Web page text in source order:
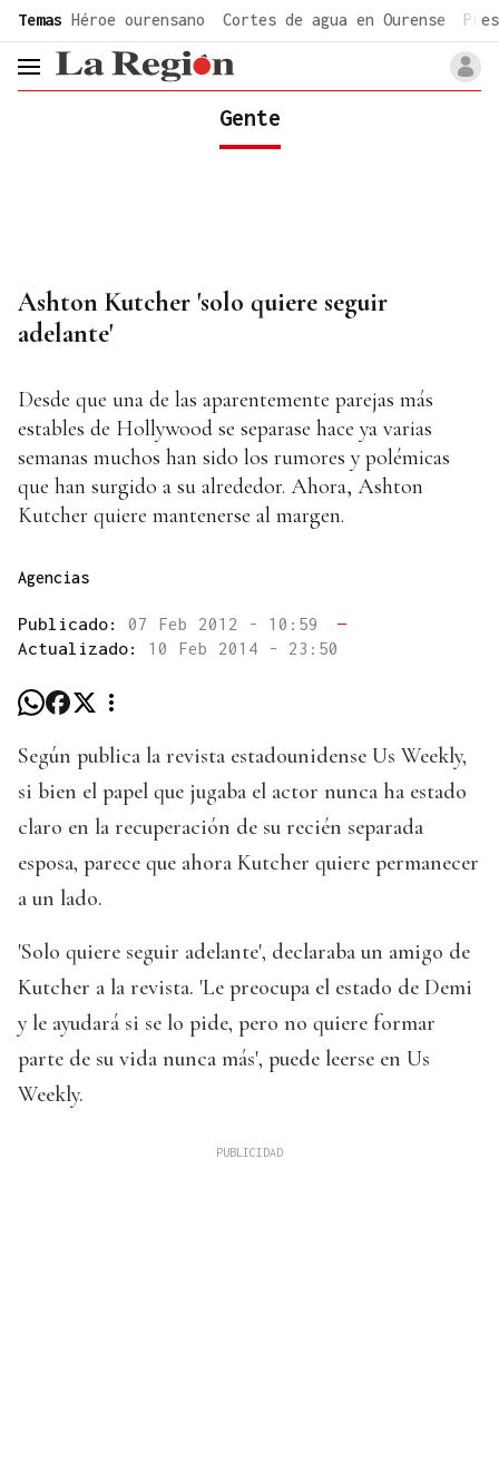
common.go-to-content
Temas Héroe ourensano Cortes de agua en Ourense
header.menu.open
Gente
Ashton Kutcher 'solo quiere seguir
adelante'
Desde que una de las aparentemente parejas más
estables de Hollywood se separase hace ya varias
semanas muchos han sido los rumores y polémicas
que han surgido a su alrededor. Ahora, Ashton
Kutcher quiere mantenerse al margen.
Agencias
Publicado: 07 Feb 2012 - 10:59
—
Actualizado: 10 Feb 2014 - 23:50
Según publica la revista estadounidense Us Weekly,
si bien el papel que jugaba el actor nunca ha estado
claro en la recuperación de su recién separada
esposa, parece que ahora Kutcher quiere permanecer
a un lado.
'Solo quiere seguir adelante', declaraba un amigo de
Kutcher a la revista. 'Le preocupa el estado de Demi
y le ayudará si se lo pide, pero no quiere formar
parte de su vida nunca más', puede leerse en Us
Weekly.